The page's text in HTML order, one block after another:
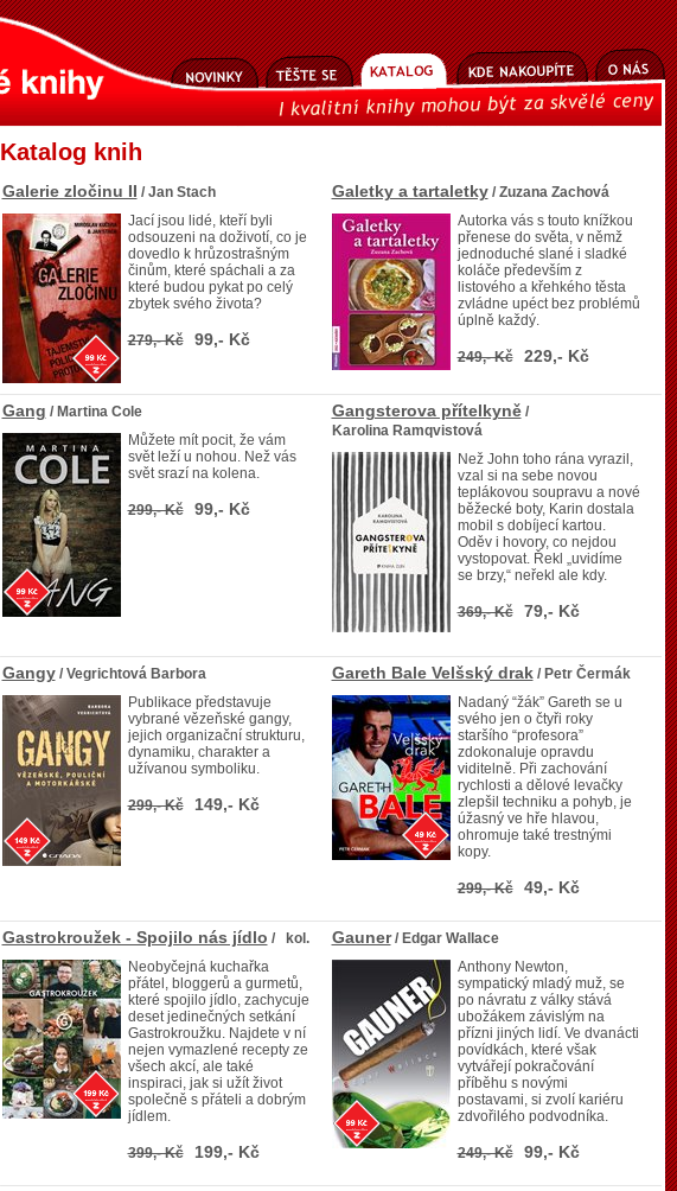
Katalog knih
Galerie zločinu II / Jan Stach
Jací jsou lidé, kteří byli
odsouzeni na doživotí, co je
dovedlo k hrůzostrašným
činům, které spáchali a za
které budou pykat po celý
zbytek svého života?
279,- Kč 99,- Kč
Galetky a tartaletky/ Zuzana Zachová
Autorka vás s touto knížkou
přenese do světa, v němž
jednoduché slané i sladké
koláče především z
listového a křehkého těsta
zvládne upéct bez problémů
úplně každý.
249,- Kč 229,- Kč
Gang / Martina Cole
Můžete mít pocit, že vám
svět leží u nohou. Než vás
svět srazí na kolena.
299,- Kč 99,- Kč
Gangsterova přítelkyně/
Karolina Ramqvistová
Než John toho rána vyrazil,
vzal si na sebe novou
teplákovou soupravu a nové
běžecké boty, Karin dostala
mobil s dobíjecí kartou.
Oděv i hovory, co nejdou
vystopovat. Řekl „uvidíme
se brzy,“ neřekl ale kdy.
369,- Kč 79,- Kč
Gangy/ Vegrichtová Barbora
Publikace představuje
vybrané vězeňské gangy,
jejich organizační strukturu,
dynamiku, charakter a
užívanou symboliku.
299,- Kč 149,- Kč
Gareth Bale Velšský drak/ Petr Čermák
Nadaný “žák” Gareth se u
svého jen o čtyři roky
staršího “profesora”
zdokonaluje opravdu
viditelně. Při zachování
rychlosti a dělové levačky
zlepšil techniku a pohyb, je
úžasný ve hře hlavou,
ohromuje také trestnými
kopy.
299,- Kč 49,- Kč
Gastrokroužek - Spojilo nás jídlo / kol.
Neobyčejná kuchařka
přátel, bloggerů a gurmetů,
které spojilo jídlo, zachycuje
deset jedinečných setkání
Gastrokroužku. Najdete v ní
nejen vymazlené recepty ze
všech akcí, ale také
inspiraci, jak si užít život
společně s přáteli a dobrým
jídlem.
399,- Kč 199,- Kč
Gauner/ Edgar Wallace
Anthony Newton,
sympatický mladý muž, se
po návratu z války stává
ubožákem závislým na
přízni jiných lidí. Ve dvanácti
povídkách, které však
vytvářejí pokračování
příběhu s novými
postavami, si zvolí kariéru
zdvořilého podvodníka.
249,- Kč 99,- Kč